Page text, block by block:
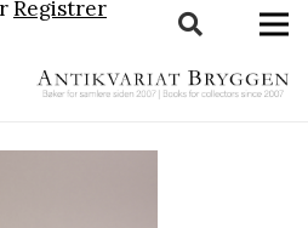
Registrer